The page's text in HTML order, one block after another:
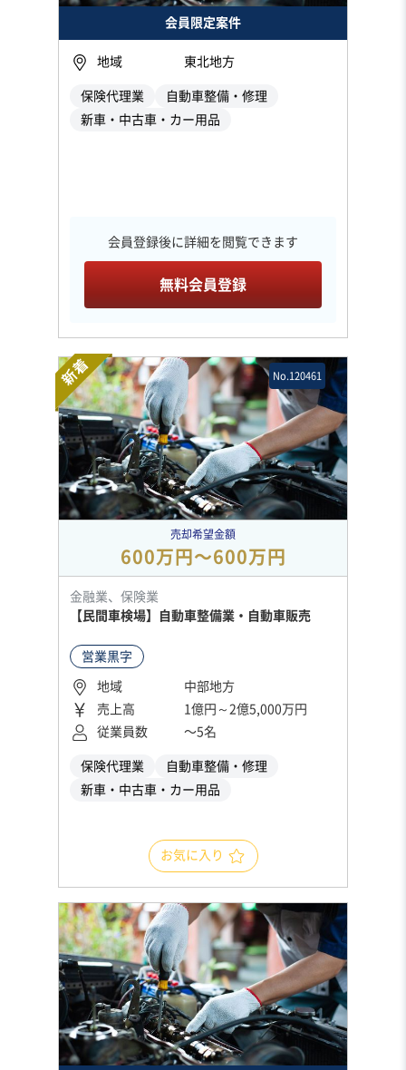
会員限定案件
地域 東北地方
保険代理業
自動車整備・修理
新車・中古車・カー用品
会員登録後に詳細を閲覧できます
無料会員登録
新着 No.120461
売却希望金額
600万円〜600万円
金融業、保険業
【民間車検場】自動車整備業・自動車販売
営業黒字
地域
中部地方
売上高
1億円～2億5,000万円
従業員数
〜5名
保険代理業
自動車整備・修理
新車・中古車・カー用品
お気に入り